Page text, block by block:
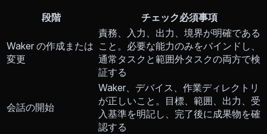
段階 チェック必須事項
Waker の作成または
変更
責務、入力、出力、境界が明確である
こと。必要な能力のみをバインドし、
通常タスクと範囲外タスクの両方で検
証する
会話の開始
Waker、デバイス、作業ディレクトリ
が正しいこと。目標、範囲、出力、受
入基準を明記し、完了後に成果物を確
認する